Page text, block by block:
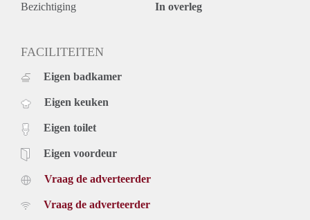
Bezichtiging In overleg
FACILITEITEN
Eigen badkamer
Eigen keuken
Eigen toilet
Eigen voordeur
Vraag de adverteerder
Vraag de adverteerder